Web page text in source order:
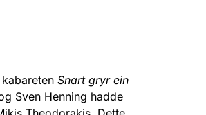
kabaretenSnart gryr ein
Sven Henning hadde